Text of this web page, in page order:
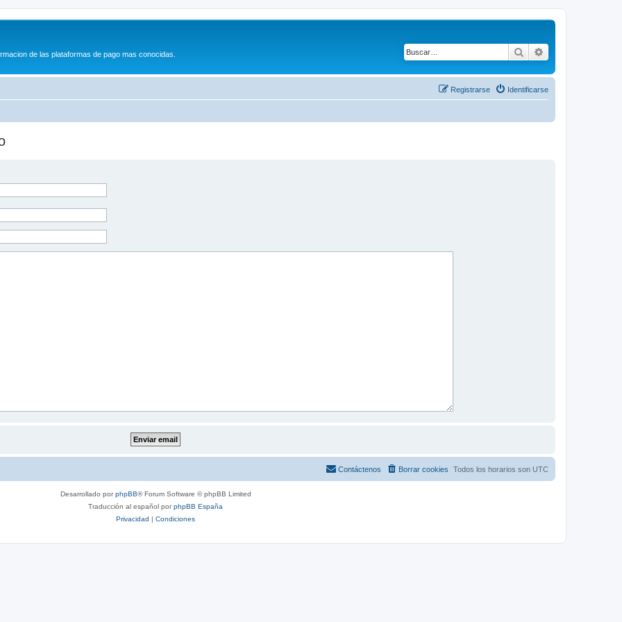
de las plataformas de pago mas conocidas. Buscar
Identificarse
Registrarse
Todos los horarios son UTC
Borrar cookies
Contáctenos
Desarrollado porphpBB® Forum Software © phpBB Limited
Traducción al español porphpBB España
Privacidad | Condiciones